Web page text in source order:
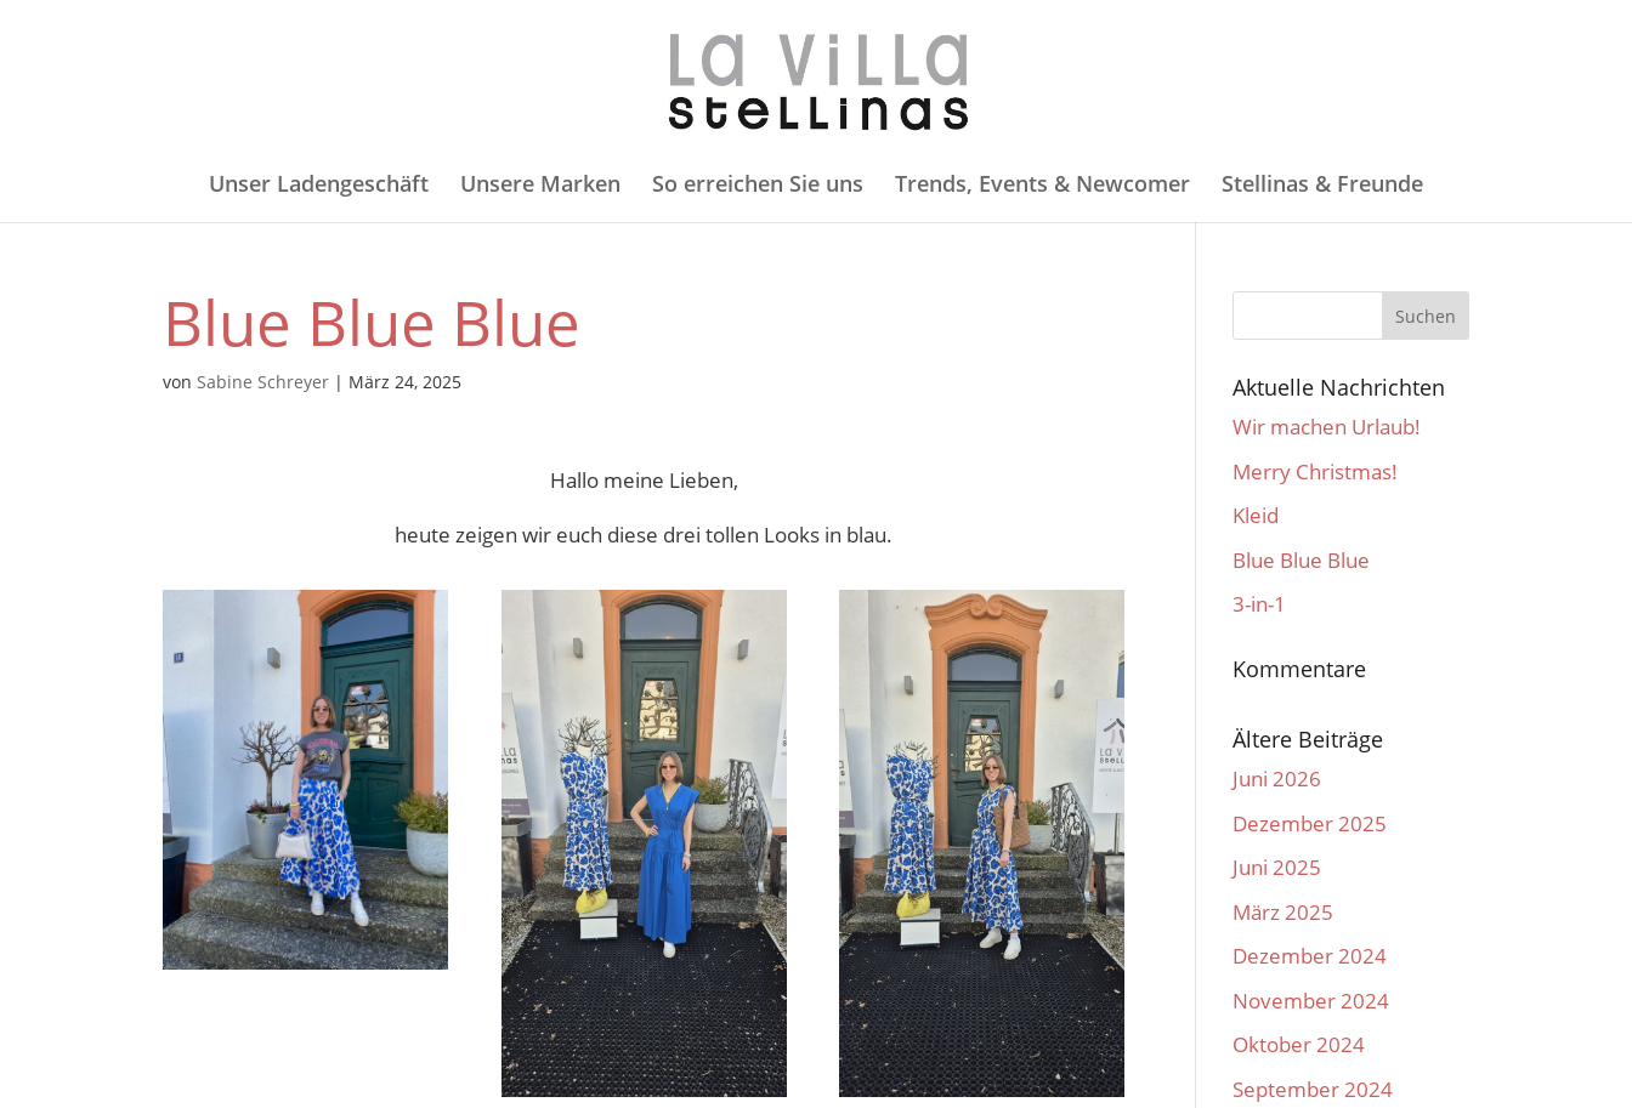
Unser Ladengeschäft Unsere Marken So erreichen Sie uns Trends, Events & Newcomer Stellinas & Freunde
Blue Blue Blue
vonSabine Schreyer | März 24, 2025
Hallo meine Lieben,
heute zeigen wir euch diese drei tollen Looks in blau.
Aktuelle Nachrichten
Wir machen Urlaub!
Merry Christmas!
Kleid
Blue Blue Blue
3-in-1
Kommentare
Ältere Beiträge
Juni 2026
Dezember 2025
Juni 2025
März 2025
Dezember 2024
November 2024
Oktober 2024
September 2024